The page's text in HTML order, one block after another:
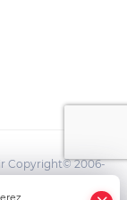
Copyright© 2006-